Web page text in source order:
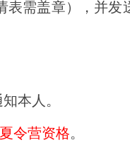
表需盖章），并发
本人。
令营资格。